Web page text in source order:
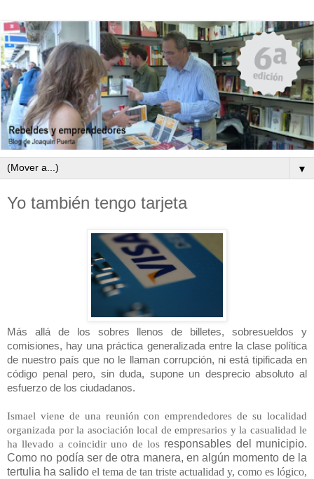
▼
Yo también tengo tarjeta
Más allá de los sobres llenos de billetes, sobresueldos y
comisiones, hay una práctica generalizada entre la clase política
de nuestro país que no le llaman corrupción, ni está tipificada en
código penal pero, sin duda, supone un desprecio absoluto al
esfuerzo de los ciudadanos.
Ismael viene de una reunión con emprendedores de su localidad
organizada por la asociación local de empresarios y la casualidad le
ha llevado a coincidir uno de los responsables del municipio.
Como no podía ser de otra manera, en algún momento de la
tertulia ha salido el tema de tan triste actualidad y, como es lógico,